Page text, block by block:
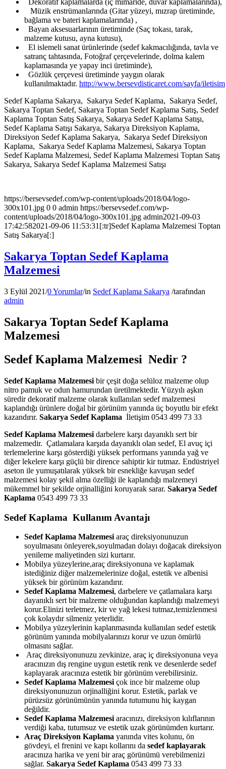
Dekoratif kaplamalarda (iç mimaride, duvar kaplamalarında),
Müzik enstrümanlarında (Gitar yüzeyi, mızrap üretiminde,
bağlama ve bateri kaplamalarında) ,
Bayan aksesuarlarının üretiminde (Saç tokası, tarak,
malzeme kutusu, ayna kutusu),
El islemeli sanat ürünlerinde (sedef kakmacılığında, tavla ve
satranç tahtasında, Fotoğraf çerçevelerinde, dolma kalem
kaplamasında ye yapay inci üretiminde),
Gözlük çerçevesi üretiminde yaygın olarak
kullanılmaktadır. http://www.bersevdisticaret.com/sayfa/iletisim
Sedef Kaplama Sakarya, Sakarya Sedef Kaplama, Sakarya Sedef,
Sakarya Toptan Sedef, Sakarya Toptan Sedef Kaplama Satış, Sedef
Kaplama Toptan Satış Sakarya, Sakarya Sedef Kaplama Satışı,
Sedef Kaplama Satışı Sakarya, Sakarya Direksiyon Kaplama,
Direksiyon Sedef Kaplama Sakarya, Sakarya Sedef Direksiyon
Kaplama, Sakarya Sedef Kaplama Malzemesi, Sakarya Toptan
Sedef Kaplama Malzemesi, Sedef Kaplama Malzemesi Toptan Satış
Sakarya, Sakarya Sedef Kaplama Malzemesi Satışı
https://bersevsedef.com/wp-content/uploads/2018/04/logo-
300x101.jpg 0 0 admin https://bersevsedef.com/wp-
content/uploads/2018/04/logo-300x101.jpg admin2021-09-03
17:42:582021-09-06 11:53:31 [:tr]Sedef Kaplama Malzemesi Toptan
Satış Sakarya[:]
Sakarya Toptan Sedef Kaplama
Malzemesi
3 Eylül 2021/0 Yorumlar/in Sedef Kaplama Sakarya /tarafından
admin
Sakarya Toptan Sedef Kaplama
Malzemesi
Sedef Kaplama Malzemesi Nedir ?
Sedef Kaplama Malzemesi bir çeşit doğa selüloz malzeme olup
nitro pamuk ve odun hamurundan üretilmektedir. Yüzyılı aşkın
süredir dekoratif malzeme olarak kullanılan sedef malzemesi
kaplandığı ürünlere doğal bir görünüm yanında üç boyutlu bir efekt
kazandırır. Sakarya Sedef Kaplama İletişim 0543 499 73 33
Sedef Kaplama Malzemesi darbelere karşı dayanıklı sert bir
malzemedir. Çatlamalara karşıda dayanıklı olan sedef, El avuç içi
terlemelerine karşı gösterdiği yüksek performans yanında yağ ve
diğer lekelere karşı güçlü bir dirence sahiptir kir tutmaz. Endüstriyel
aseton ile yumuşatılarak yüksek bir esnekliğe kavuşan sedef
malzemesi kolay şekil alma özelliği ile kaplandığı malzemeyi
mükemmel bir şekilde orjinalliğini koruyarak sarar. Sakarya Sedef
Kaplama 0543 499 73 33
Sedef Kaplama Kullanım Avantajı
Sedef Kaplama Malzemesi araç direksiyonunuzun
soyulmasını önleyerek,soyulmadan dolayı doğacak direksiyon
yenileme maliyetinden sizi kurtarır.
Mobilya yüzeylerine,araç direksiyonuna ve kaplamak
istediğiniz diğer malzemelerinize doğal, estetik ve albenisi
yüksek bir görünüm kazandırır.
Sedef Kaplama Malzemesi, darbelere ve çatlamalara karşı
dayanıklı sert bir malzeme olduğundan kaplandığı malzemeyi
korur.Elinizi terletmez, kir ve yağ lekesi tutmaz,temizlenmesi
çok kolaydır silmeniz yeterlidir.
Mobilya yüzeylerinin kaplanmasında kullanılan sedef estetik
görünüm yanında mobilyalarınızı korur ve uzun ömürlü
olmasını sağlar.
Araç direksiyonunuzu zevkinize, araç iç direksiyonuna veya
aracınızın dış rengine uygun estetik renk ve desenlerde sedef
kaplayarak aracınıza estetik bir görünüm verebilirsiniz.
Sedef Kaplama Malzemesi çok ince bir malzeme olup
direksiyonunuzun orjinalliğini korur. Estetik, parlak ve
pürüzsüz görünümünün yanında tutumunu hiç kaygan
değildir.
Sedef Kaplama Malzemesi aracınızı, direksiyon kılıflarının
verdiği kaba, tutumsuz ve estetik uzak görünümden kurtarır.
Araç Direksiyon Kaplama yanında vites kolunu, ön
gövdeyi, el frenini ve kapı kollarını da sedef kaplayarak
aracınıza harika ve yeni bir araç görünümü verebilmenizi
sağlar. Sakarya Sedef Kaplama 0543 499 73 33